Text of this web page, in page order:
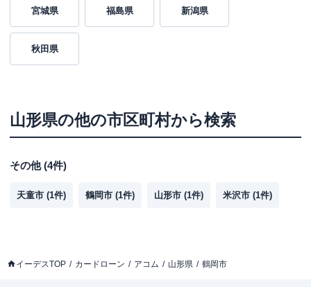
宮城県 福島県 新潟県
秋田県
山形県の他の市区町村から検索
その他(4件)
天童市 (1件) 鶴岡市 (1件) 山形市 (1件) 米沢市 (1件)
イーデスTOP カードローン アコム 山形県 鶴岡市